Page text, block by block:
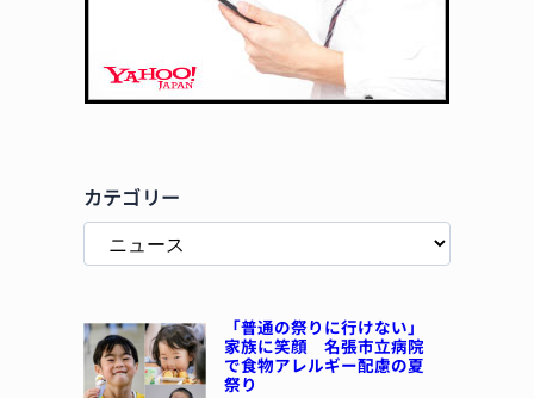
カテゴリー
「普通の祭りに行けない」
家族に笑顔 名張市立病院
で食物アレルギー配慮の夏
祭り